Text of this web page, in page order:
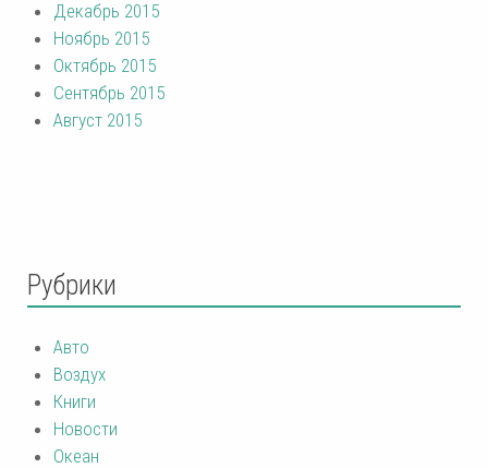
Декабрь 2015
Ноябрь 2015
Октябрь 2015
Сентябрь 2015
Август 2015
Рубрики
Авто
Воздух
Книги
Новости
Океан